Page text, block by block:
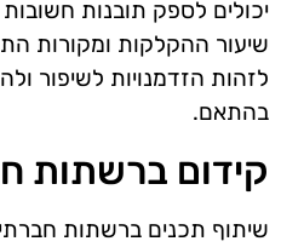
יכולים לספק תובנות
שיעור ההקלקות ומקורות
לזהות הזדמנויות לשיפור
בהתאם.
קידום ברשתות
שיתוף תכנים ברשתות